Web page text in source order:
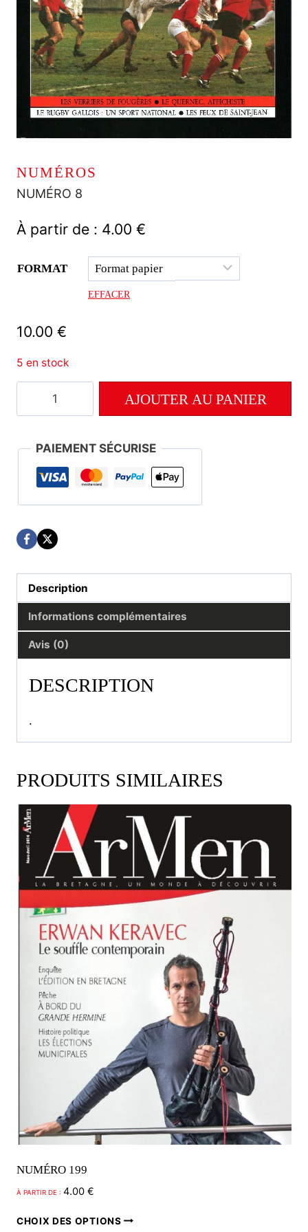
NUMÉROS
NUMÉRO 8
À partir de : 4.00 €
FORMAT
EFFACER
10.00 €
5 en stock
8
AJOUTER AU PANIER
PAIEMENT SÉCURISE
Description
Informations complémentaires
Avis (0)
DESCRIPTION
.
PRODUITS SIMILAIRES
NUMÉRO 199
À PARTIR DE : 4.00 €
CHOIX DES OPTIONS